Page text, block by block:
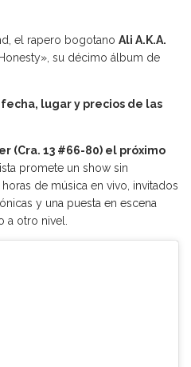
el rapero bogotano Ali A.K.A.
su décimo álbum de
lugar y precios de las
(Cra. 13 #66-80) el próximo
promete un show sin
de música en vivo, invitados
y una puesta en escena
a otro nivel.